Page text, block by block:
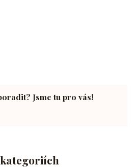
kategoriích
Jsme tu pro vás!